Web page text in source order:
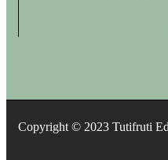
Copyright © 2023 Tutifruti